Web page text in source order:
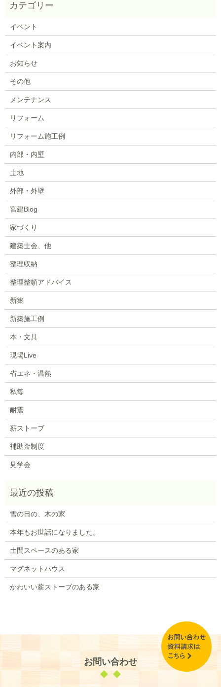
イベント
イベント案内
お知らせ
その他
メンテナンス
リフォーム
リフォーム施工例
内部・内壁
土地
外部・外壁
宮建Blog
家づくり
建築士会、他
整理収納
整理整頓アドバイス
新築
新築施工例
本・文具
現場Live
省エネ・温熱
私毎
耐震
薪ストーブ
補助金制度
見学会
雪の日の、木の家
本年もお世話になりました。
土間スペースのある家
マグネットハウス
かわいい薪ストーブのある家
お問い合わせ